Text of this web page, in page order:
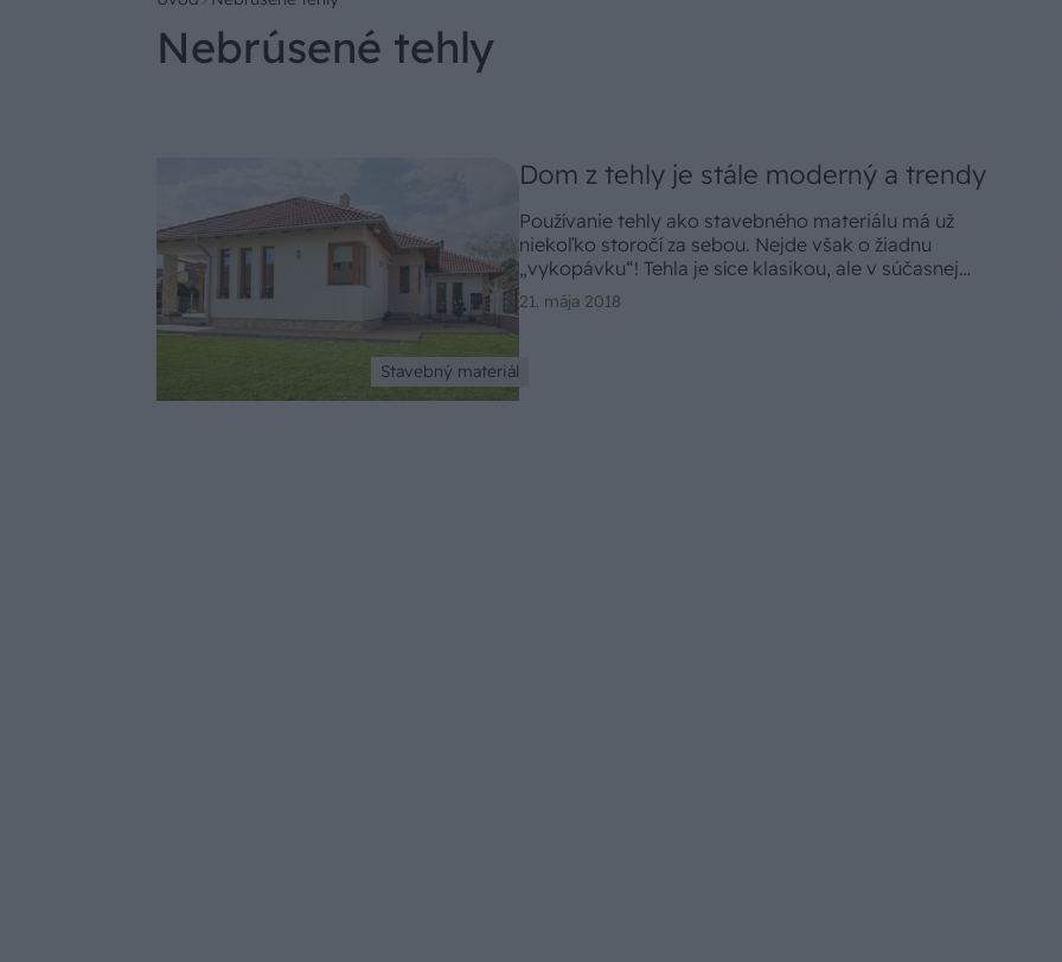
Nebrúsené tehly
Stavebný materiál
Dom z tehly je stále moderný a trendy
Používanie tehly ako stavebného materiálu má už
niekoľko storočí za sebou. Nejde však o žiadnu
„vykopávku“! Tehla je síce klasikou, ale v súčasnej
podobe s modernými technológiami je trendovým, a
najmä spoľahlivým stavebným materiálom. Vybrať si
21. mája 2018